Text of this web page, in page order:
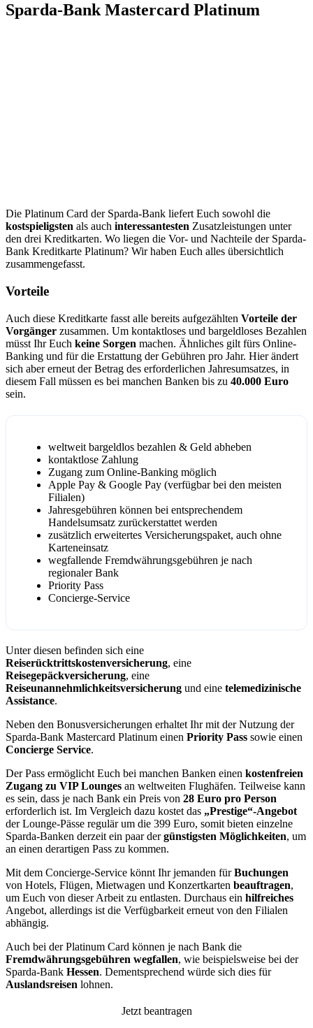
Sparda-Bank Mastercard Platinum
Die Platinum Card der Sparda-Bank liefert Euch sowohl die
kostspieligsten als auch interessantesten Zusatzleistungen unter
den drei Kreditkarten. Wo liegen die Vor- und Nachteile der Sparda-
Bank Kreditkarte Platinum? Wir haben Euch alles übersichtlich
zusammengefasst.
Vorteile
Auch diese Kreditkarte fasst alle bereits aufgezählten Vorteile der
Vorgänger zusammen. Um kontaktloses und bargeldloses Bezahlen
müsst Ihr Euch keine Sorgen machen. Ähnliches gilt fürs Online-
Banking und für die Erstattung der Gebühren pro Jahr. Hier ändert
sich aber erneut der Betrag des erforderlichen Jahresumsatzes, in
diesem Fall müssen es bei manchen Banken bis zu 40.000 Euro
sein.
weltweit bargeldlos bezahlen & Geld abheben
kontaktlose Zahlung
Zugang zum Online-Banking möglich
Apple Pay & Google Pay (verfügbar bei den meisten
Filialen)
Jahresgebühren können bei entsprechendem
Handelsumsatz zurückerstattet werden
zusätzlich erweitertes Versicherungspaket, auch ohne
Karteneinsatz
wegfallende Fremdwährungsgebühren je nach
regionaler Bank
Priority Pass
Concierge-Service
Unter diesen befinden sich eine
Reiserücktrittskostenversicherung, eine
Reisegepäckversicherung, eine
Reiseunannehmlichkeitsversicherung und eine telemedizinische
Assistance.
Neben den Bonusversicherungen erhaltet Ihr mit der Nutzung der
Sparda-Bank Mastercard Platinum einen Priority Pass sowie einen
Concierge Service.
Der Pass ermöglicht Euch bei manchen Banken einen kostenfreien
Zugang zu VIP Lounges an weltweiten Flughäfen. Teilweise kann
es sein, dass je nach Bank ein Preis von 28 Euro pro Person
erforderlich ist. Im Vergleich dazu kostet das „Prestige“-Angebot
der Lounge-Pässe regulär um die 399 Euro, somit bieten einzelne
Sparda-Banken derzeit ein paar dergünstigsten Möglichkeiten, um
an einen derartigen Pass zu kommen.
Mit dem Concierge-Service könnt Ihr jemanden fürBuchungen
von Hotels, Flügen, Mietwagen und Konzertkarten beauftragen,
um Euch von dieser Arbeit zu entlasten. Durchaus ein hilfreiches
Angebot, allerdings ist die Verfügbarkeit erneut von den Filialen
abhängig.
Auch bei der Platinum Card können je nach Bank die
Fremdwährungsgebühren wegfallen, wie beispielsweise bei der
Sparda-Bank Hessen. Dementsprechend würde sich dies für
Auslandsreisen lohnen.
Jetzt beantragen